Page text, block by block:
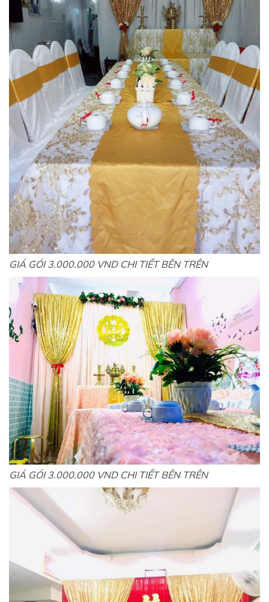
GIÁ GÓI 3.000.000 VND CHI TIẾT BÊN TRÊN
GIÁ GÓI 3.000.000 VND CHI TIẾT BÊN TRÊN